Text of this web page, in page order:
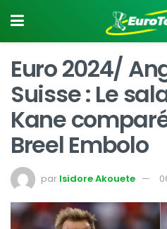
Euro 2024/
Suisse : Le
Kane
Breel Embolo
par Isidore Akouete